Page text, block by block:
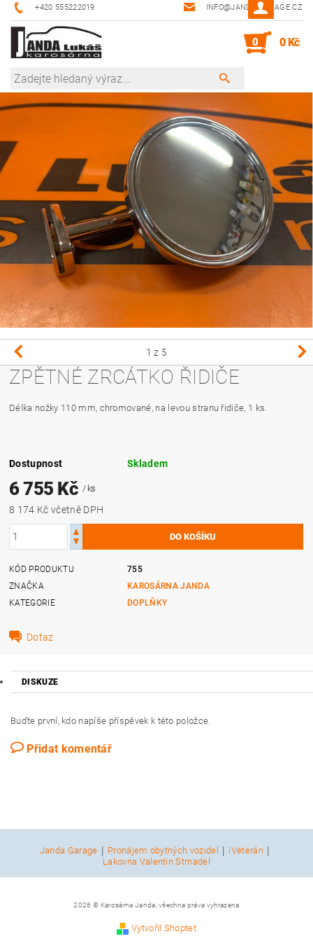
+420 555222019 INFO@JANDA-GARAGE.CZ
0 0 Kč
1 z 5
ZPĚTNÉ ZRCÁTKO ŘIDIČE
Délka nožky 110 mm, chromované, na levou stranu řidiče, 1 ks.
Dostupnost Skladem
6 755 Kč / ks
8 174 Kč včetně DPH
KÓD PRODUKTU
755
ZNAČKA
KAROSÁRNA JANDA
KATEGORIE
DOPLŇKY
Dotaz
DISKUZE
Buďte první, kdo napíše příspěvek k této položce.
Přidat komentář
Janda Garage | Pronájem obytných vozidel | iVeterán |
Lakovna Valentin Strnadel
2026 © Karosárna Janda, všechna práva vyhrazena
Vytvořil Shoptet